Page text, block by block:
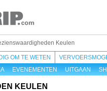
Keulen
EVENEMENTEN UITGAAN
OM TE WETEN
KEULEN